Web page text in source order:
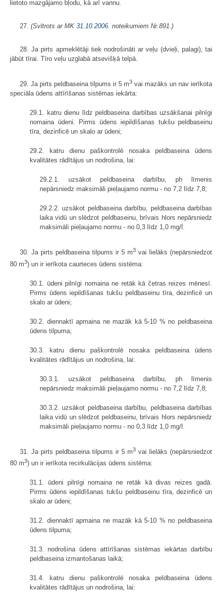
lietoto mazgājamo bļodu, kā arī vannu.
27. (Svītrots ar MK 31.10.2006. noteikumiem Nr.891.)
28. Ja pirts apmeklētāji tiek nodrošināti ar veļu (dvieļi, palagi), tai
jābūt tīrai. Tīro veļu uzglabā atsevišķā telpā.
29. Ja pirts peldbaseina tilpums ir 5 m3 vai mazāks un nav ierīkota
speciāla ūdens attīrīšanas sistēmas iekārta:
29.1. katru dienu līdz peldbaseina darbības uzsākšanai pilnīgi
nomaina ūdeni. Pirms ūdens iepildīšanas tukšu peldbaseinu
tīra, dezinficē un skalo ar ūdeni;
29.2. katru dienu paškontrolē nosaka peldbaseina ūdens
kvalitātes rādītājus un nodrošina, lai:
29.2.1. uzsākot peldbaseina darbību, ph līmenis
nepārsniedz maksimāli pieļaujamo normu - no 7,2 līdz 7,8;
29.2.2. uzsākot peldbaseina darbību, peldbaseina darbības
laika vidū un slēdzot peldbaseinu, brīvais hlors nepārsniedz
maksimāli pieļaujamo normu - no 0,3 līdz 1,0 mg/l.
30. Ja pirts peldbaseina tilpums ir 5 m3 vai lielāks (nepārsniedzot
80 m3) un ir ierīkota caurteces ūdens sistēma:
30.1. ūdeni pilnīgi nomaina ne retāk kā četras reizes mēnesī.
Pirms ūdens iepildīšanas tukšu peldbaseinu tīra, dezinficē un
skalo ar ūdeni;
30.2. diennaktī apmaina ne mazāk kā 5-10 % no peldbaseina
ūdens tilpuma;
30.3. katru dienu paškontrolē nosaka peldbaseina ūdens
kvalitātes rādītājus un nodrošina, lai:
30.3.1. uzsākot peldbaseina darbību, ph līmenis
nepārsniedz maksimāli pieļaujamo normu - no 7,2 līdz 7,8;
30.3.2. uzsākot peldbaseina darbību, peldbaseina darbības
laika vidū un slēdzot peldbaseinu, brīvais hlors nepārsniedz
maksimāli pieļaujamo normu - no 0,3 līdz 1,0 mg/l.
31. Ja pirts peldbaseina tilpums ir 5 m3 vai lielāks (nepārsniedzot
80 m3) un ir ierīkota recirkulācijas ūdens sistēma:
31.1. ūdeni pilnīgi nomaina ne retāk kā divas reizes gadā.
Pirms ūdens iepildīšanas tukšu peldbaseinu tīra, dezinficē un
skalo ar ūdeni;
31.2. diennaktī apmaina ne mazāk kā 5-10 % no peldbaseina
ūdens tilpuma;
31.3. nodrošina ūdens attīrīšanas sistēmas iekārtas darbību
peldbaseina izmantošanas laikā;
31.4. katru dienu paškontrolē nosaka peldbaseina ūdens
kvalitātes rādītājus un nodrošina, lai: